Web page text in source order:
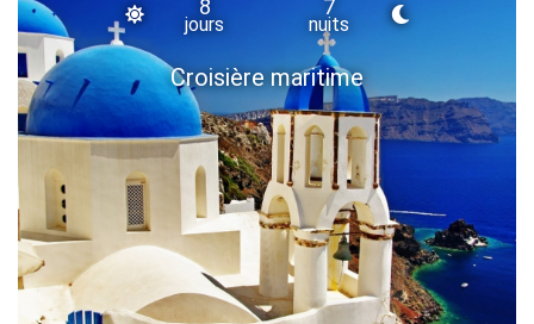
Croisière maritime
8
jours
7
nuits